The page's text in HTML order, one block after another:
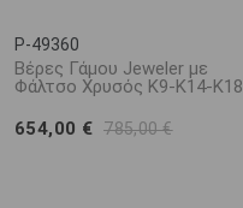
P-49360
Βέρες Γάμου Jeweler με
Φάλτσο Χρυσός Κ9-Κ14-Κ18
654,00 € 785,00 €